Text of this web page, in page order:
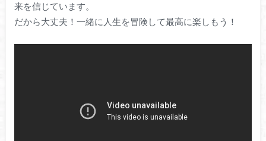
来を信じています。
だから大丈夫！一緒に人生を冒険して最高に楽しもう！